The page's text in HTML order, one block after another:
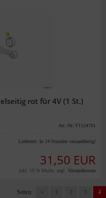
rot für 4V (1 St.)
Art.-Nr.:V1124761
Lieferzeit: In 24 Stunden versandfertig!
31,50 EUR
inkl. 19 % MwSt. zzgl. Versandkosten
Seiten: « 2 3 4